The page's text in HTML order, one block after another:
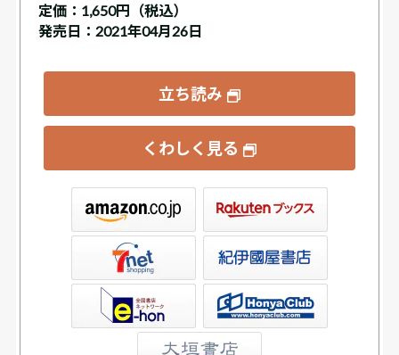
定価： 1,650円（税込）
発売日：2021年04月26日
立ち読み
くわしく見る
書店ウェブストア